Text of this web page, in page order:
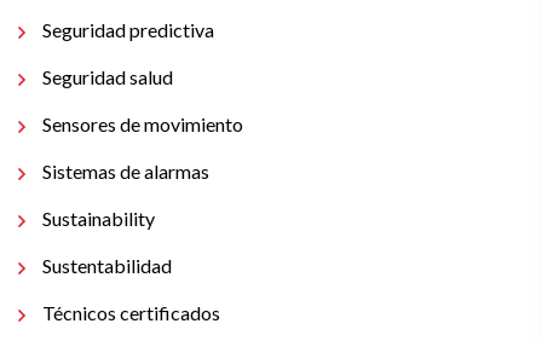
Seguridad predictiva
Seguridad salud
Sensores de movimiento
Sistemas de alarmas
Sustainability
Sustentabilidad
Técnicos certificados